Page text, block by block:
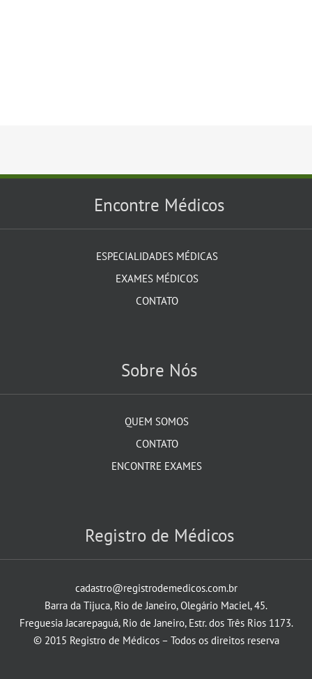
Encontre Médicos
ESPECIALIDADES MÉDICAS
EXAMES MÉDICOS
CONTATO
Sobre Nós
QUEM SOMOS
CONTATO
ENCONTRE EXAMES
Registro de Médicos
cadastro@registrodemedicos.com.br
Barra da Tijuca, Rio de Janeiro, Olegário Maciel, 45.
Freguesia Jacarepaguá, Rio de Janeiro, Estr. dos Três Rios 1173.
© 2015 Registro de Médicos – Todos os direitos reserva